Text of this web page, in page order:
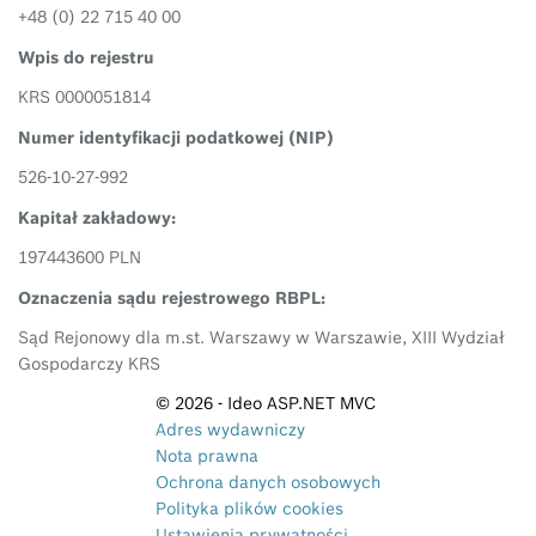
+48 (0) 22 715 40 00
Wpis do rejestru
KRS 0000051814
Numer identyfikacji podatkowej (NIP)
526-10-27-992
Kapitał zakładowy:
197443600 PLN
Oznaczenia sądu rejestrowego RBPL:
Sąd Rejonowy dla m.st. Warszawy w Warszawie, XIII Wydział
Gospodarczy KRS
© 2026 - Ideo ASP.NET MVC
Adres wydawniczy
Nota prawna
Ochrona danych osobowych
Polityka plików cookies